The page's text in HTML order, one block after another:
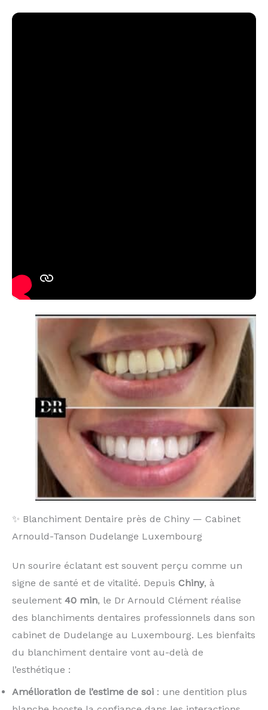
✨ Blanchiment Dentaire près de Chiny — Cabinet
Arnould-Tanson Dudelange Luxembourg
Un sourire éclatant est souvent perçu comme un
signe de santé et de vitalité. Depuis Chiny, à
seulement 40 min, le Dr Arnould Clément réalise
des blanchiments dentaires professionnels dans son
cabinet de Dudelange au Luxembourg. Les bienfaits
du blanchiment dentaire vont au-delà de
l’esthétique :
Amélioration de l’estime de soi : une dentition plus